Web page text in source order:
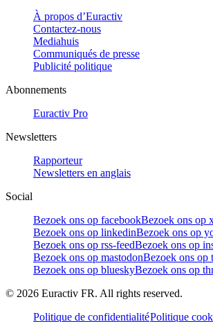
À propos d’Euractiv
Contactez-nous
Mediahuis
Communiqués de presse
Publicité politique
Abonnements
Euractiv Pro
Newsletters
Rapporteur
Newsletters en anglais
Social
Bezoek ons op facebookBezoek ons op
Bezoek ons op linkedinBezoek ons op
Bezoek ons op rss-feedBezoek ons op
Bezoek ons op mastodonBezoek ons op
Bezoek ons op blueskyBezoek ons op
© 2026 Euractiv FR. All rights reserved.
Politique de confidentialitéPolitique